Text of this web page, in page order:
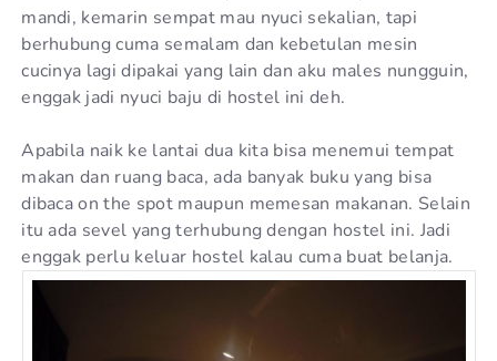
mandi, kemarin sempat mau nyuci sekalian, tapi
berhubung cuma semalam dan kebetulan mesin
cucinya lagi dipakai yang lain dan aku males nungguin,
enggak jadi nyuci baju di hostel ini deh.
Apabila naik ke lantai dua kita bisa menemui tempat
makan dan ruang baca, ada banyak buku yang bisa
dibaca on the spot maupun memesan makanan. Selain
itu ada sevel yang terhubung dengan hostel ini. Jadi
enggak perlu keluar hostel kalau cuma buat belanja.